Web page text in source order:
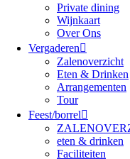
Private dining
Wijnkaart
Over Ons
Vergaderen
Zalenoverzicht
Eten & Drinken
Arrangementen
Tour
Feest/borrel
eten & drinken
Faciliteiten